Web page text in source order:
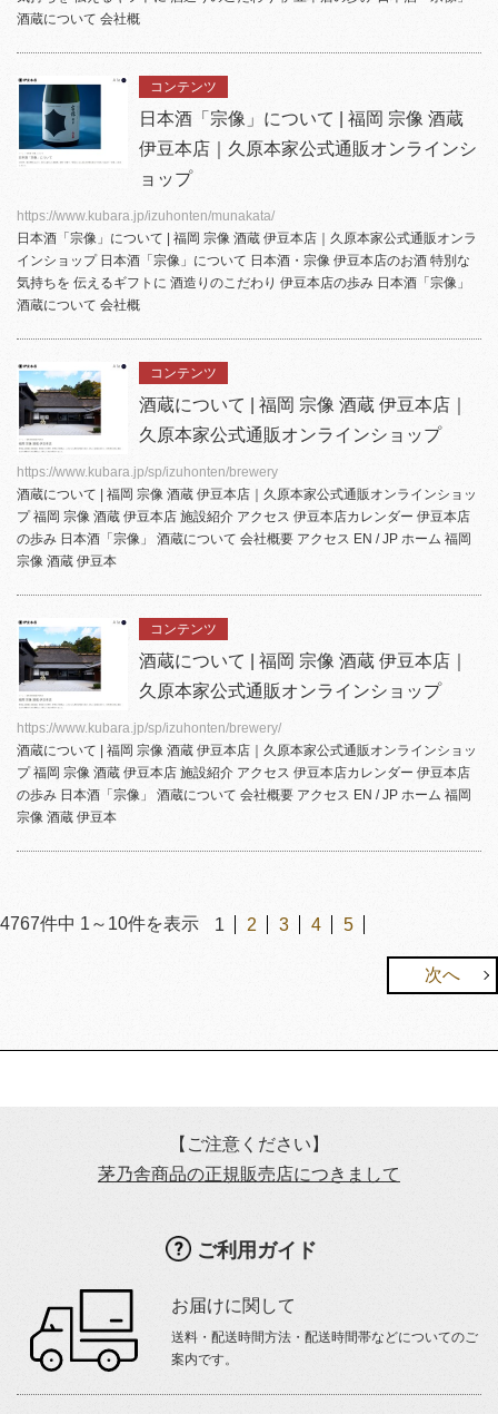
酒蔵について 会社概
コンテンツ
日本酒「宗像」について | 福岡 宗像 酒蔵
伊豆本店｜久原本家公式通販オンラインシ
ョップ
https://www.kubara.jp/izuhonten/munakata/
日本酒「宗像」について | 福岡 宗像 酒蔵 伊豆本店 ｜久原本家公式通販オンラ
インショップ 日本酒「宗像」について 日本酒・宗像 伊豆本店のお酒 特別な
気持ちを 伝えるギフトに 酒造りのこだわり 伊豆本店の歩み 日本酒「宗像」
酒蔵について 会社概
コンテンツ
酒蔵について | 福岡 宗像 酒蔵 伊豆本店｜
久原本家公式通販オンラインショップ
https://www.kubara.jp/sp/izuhonten/brewery
酒蔵について | 福岡 宗像 酒蔵 伊豆本店 ｜久原本家公式通販オンラインショッ
プ 福岡 宗像 酒蔵 伊豆本店 施設紹介 アクセス 伊豆本店カレンダー 伊豆本店
の歩み 日本酒「宗像」 酒蔵について 会社概要 アクセス EN / JP ホーム 福岡
宗像 酒蔵 伊豆本
コンテンツ
酒蔵について | 福岡 宗像 酒蔵 伊豆本店｜
久原本家公式通販オンラインショップ
https://www.kubara.jp/sp/izuhonten/brewery/
酒蔵について | 福岡 宗像 酒蔵 伊豆本店 ｜久原本家公式通販オンラインショッ
プ 福岡 宗像 酒蔵 伊豆本店 施設紹介 アクセス 伊豆本店カレンダー 伊豆本店
の歩み 日本酒「宗像」 酒蔵について 会社概要 アクセス EN / JP ホーム 福岡
宗像 酒蔵 伊豆本
4767件中 1 ～ 10件を表示 1 2 3 4 5
次へ
【ご注意ください】
茅乃舎商品の正規販売店につきまして
ご利用ガイド
お届けに関して
送料・配送時間方法・配送時間帯などについてのご
案内です。